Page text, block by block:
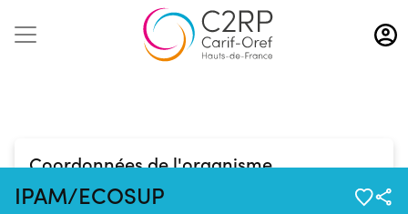
Aller
au
contenu
IPAM/ECOSUP
Coordonnées de l'organisme
17 Rue des Ursulines